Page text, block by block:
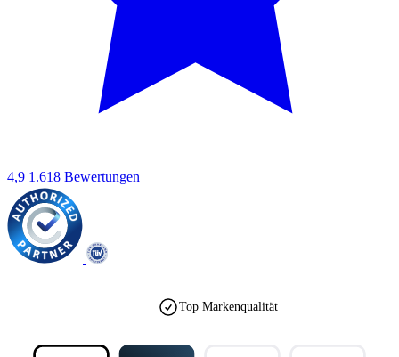
4,9 1.618 Bewertungen
Top Markenqualität